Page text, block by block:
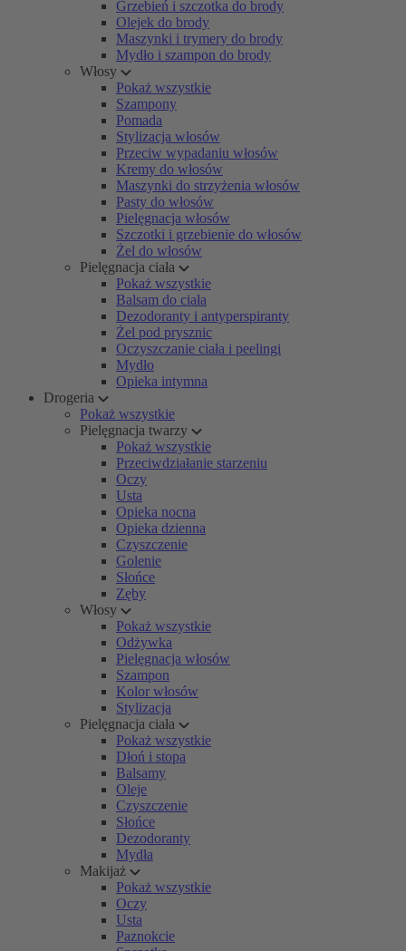
Grzebień i szczotka do brody
Olejek do brody
Maszynki i trymery do brody
Mydło i szampon do brody
Włosy
Pokaż wszystkie
Szampony
Pomada
Stylizacja włosów
Przeciw wypadaniu włosów
Kremy do włosów
Maszynki do strzyżenia włosów
Pasty do włosów
Pielęgnacja włosów
Szczotki i grzebienie do włosów
Żel do włosów
Pielęgnacja ciała
Pokaż wszystkie
Balsam do ciała
Dezodoranty i antyperspiranty
Żel pod prysznic
Oczyszczanie ciała i peelingi
Mydło
Opieka intymna
Drogeria
Pokaż wszystkie
Pielęgnacja twarzy
Pokaż wszystkie
Przeciwdziałanie starzeniu
Oczy
Usta
Opieka nocna
Opieka dzienna
Czyszczenie
Golenie
Słońce
Zęby
Włosy
Pokaż wszystkie
Odżywka
Pielęgnacja włosów
Szampon
Kolor włosów
Stylizacja
Pielęgnacja ciała
Pokaż wszystkie
Dłoń i stopa
Balsamy
Oleje
Czyszczenie
Słońce
Dezodoranty
Mydła
Makijaż
Pokaż wszystkie
Oczy
Usta
Paznokcie